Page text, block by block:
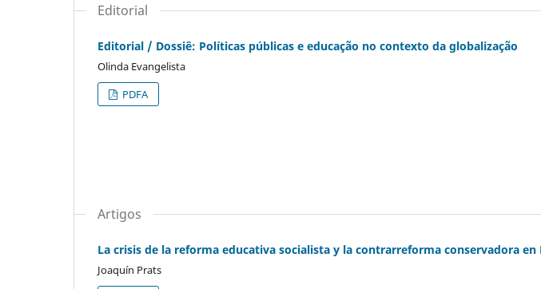
Editorial
Editorial / Dossiê: Políticas públicas e educação no contexto da globalização
Olinda Evangelista
PDFA
Artigos
La crisis de la reforma educativa socialista y la contrarreforma conservadora en
Joaquín Prats